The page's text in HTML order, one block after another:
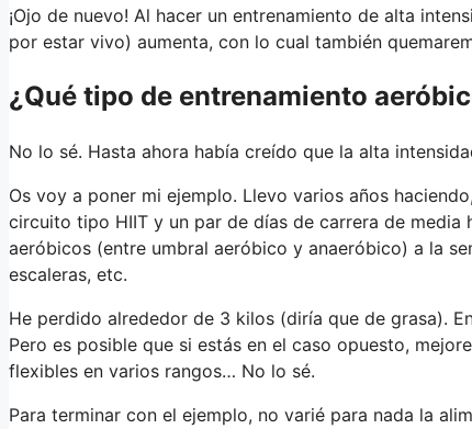
¡Ojo de nuevo! Al hacer un entrenamiento de alta
por estar vivo) aumenta, con lo cual también
¿Qué tipo de entrenamiento
No lo sé. Hasta ahora había creído que la alta
Os voy a poner mi ejemplo. Llevo varios años
circuito tipo HIIT y un par de días de carrera de media
aeróbicos (entre umbral aeróbico y anaeróbico) a la
escaleras, etc.
He perdido alrededor de 3 kilos (diría que de grasa).
Pero es posible que si estás en el caso opuesto,
flexibles en varios rangos… No lo sé.
Para terminar con el ejemplo, no varié para nada la